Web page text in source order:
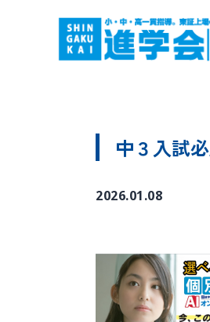
中３入試
2026.01.08